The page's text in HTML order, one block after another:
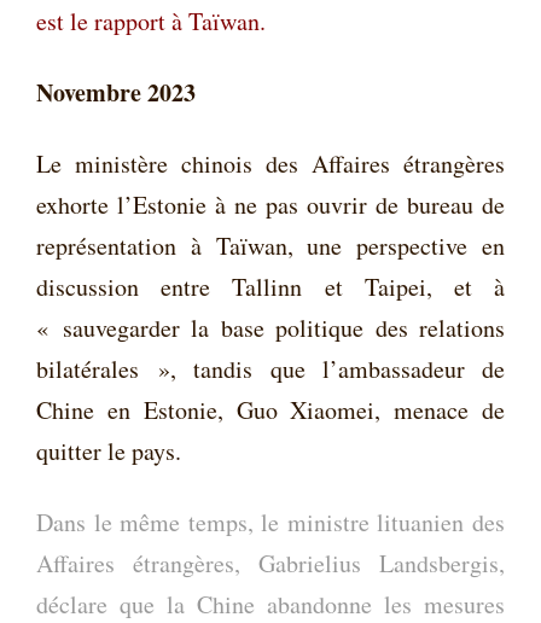
est le rapport à Taïwan.
Novembre 2023
Le ministère chinois des Affaires étrangères
exhorte l’Estonie à ne pas ouvrir de bureau de
représentation à Taïwan, une perspective en
discussion entre Tallinn et Taipei, et à
« sauvegarder la base politique des relations
bilatérales », tandis que l’ambassadeur de
Chine en Estonie, Guo Xiaomei, menace de
quitter le pays.
Dans le même temps, le ministre lituanien des
Affaires étrangères, Gabrielius Landsbergis,
déclare que la Chine abandonne les mesures